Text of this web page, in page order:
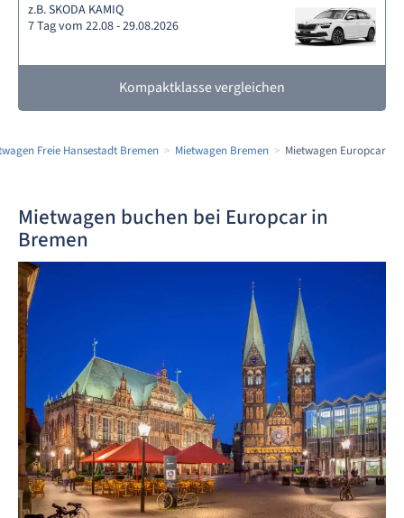
z.B. SKODA KAMIQ
7 Tag vom 22.08 - 29.08.2026
Kompaktklasse vergleichen
Freie Hansestadt Bremen Mietwagen Bremen Mietwagen Europcar
Mietwagen buchen bei Europcar in
Bremen